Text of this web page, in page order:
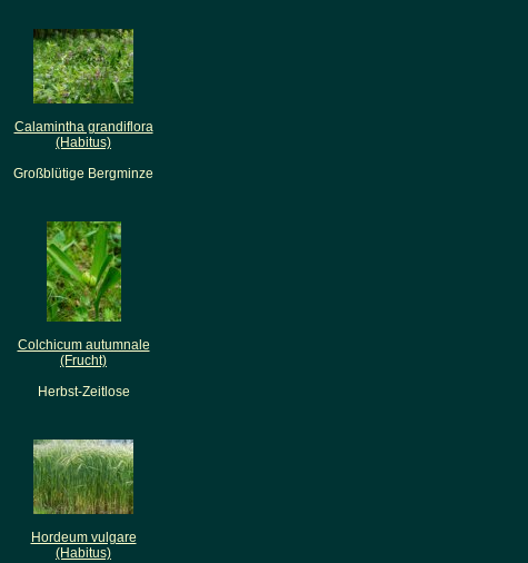
Calamintha grandiflora
(Habitus)
Großblütige Bergminze
Colchicum autumnale
(Frucht)
Herbst-Zeitlose
Hordeum vulgare
(Habitus)